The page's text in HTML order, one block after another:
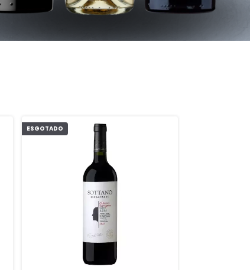
ESGOTADO